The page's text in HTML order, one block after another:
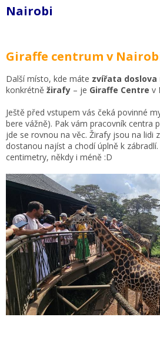
Nairobi
Giraffe centrum v
Další místo, kde máte zvířata doslova
konkrétně žirafy – je Giraffe Centre v
Ještě před vstupem vás čeká povinné
bere vážně). Pak vám pracovník centra
jde se rovnou na věc. Žirafy jsou na lidi
dostanou najíst a chodí úplně k
centimetry, někdy i méně :D